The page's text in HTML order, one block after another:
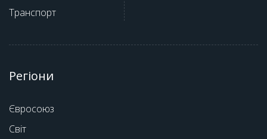
Транспорт
Регіони
Євросоюз
Світ